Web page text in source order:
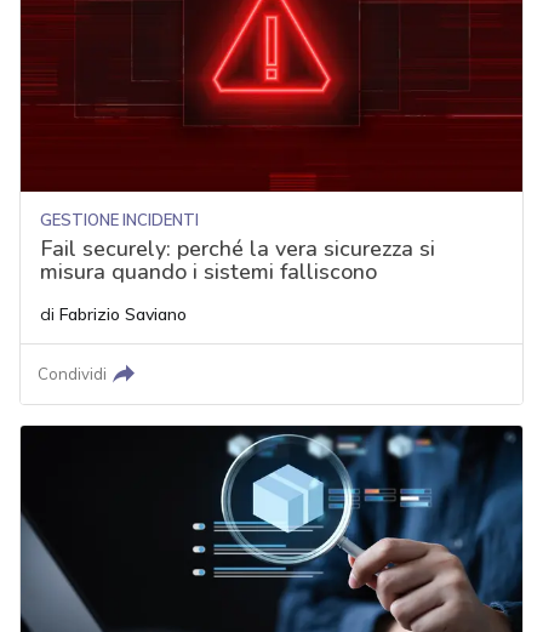
GESTIONE INCIDENTI
Fail securely: perché la vera sicurezza si
misura quando i sistemi falliscono
di Fabrizio Saviano
Condividi